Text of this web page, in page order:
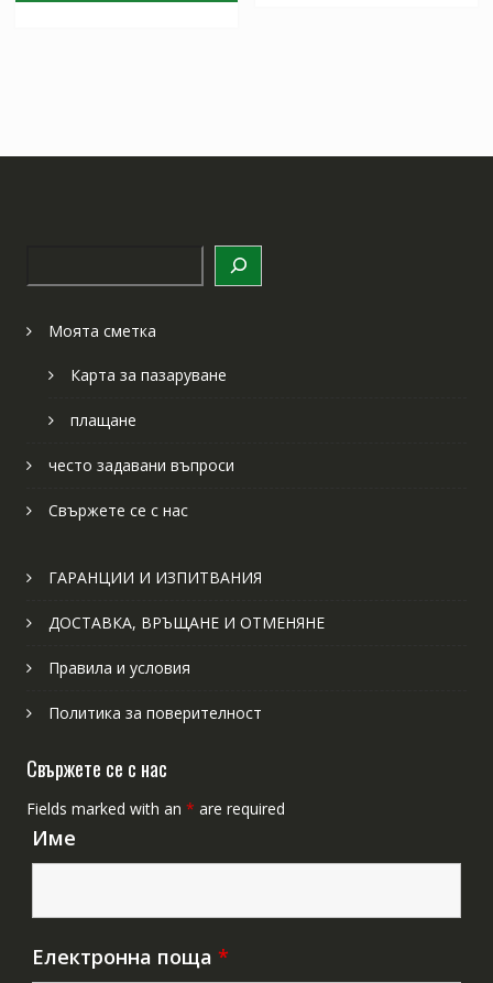
Моята сметка
Карта за пазаруване
плащане
често задавани въпроси
Свържете се с нас
ГАРАНЦИИ И ИЗПИТВАНИЯ
ДОСТАВКА, ВРЪЩАНЕ И ОТМЕНЯНЕ
Правила и условия
Политика за поверителност
Свържете се с нас
Fields marked with an * are required
Име
Електронна поща *